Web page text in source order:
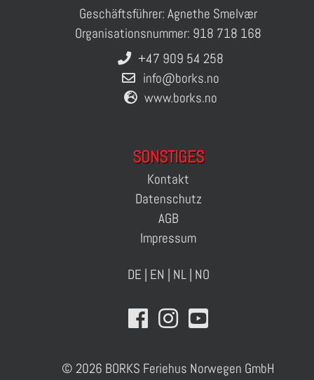
Geschäftsführer: Agnethe Smelvær
Organisationsnummer: 918 718 168
+47 909 54 258
info@borks.no
www.borks.no
SONSTIGES
Kontakt
Datenschutz
AGB
Impressum
DE | EN | NL| NO
© 2026 BORKS Feriehus Norwegen GmbH